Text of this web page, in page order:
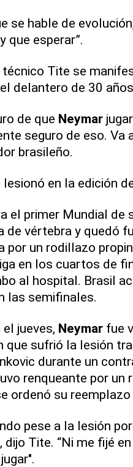
se hable de
que esperar”.
técnico Tite se
delantero de 30
de que Neymar
seguro de eso. Va
brasileño.
lesionó en la edición
el primer Mundial de
de vértebra y quedó
por un rodillazo
en los cuartos de
al hospital. Brasil
las semifinales.
jueves, Neymarfue
que sufrió la lesión
durante un
renqueante por un
ordenó su
pese a la lesión
dijo Tite. “Ni me fijé